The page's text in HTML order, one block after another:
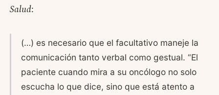
Salud:
(…) es necesario que el facultativo maneje la
comunicación tanto verbal como gestual. “El
paciente cuando mira a su oncólogo no solo
escucha lo que dice, sino que está atento a